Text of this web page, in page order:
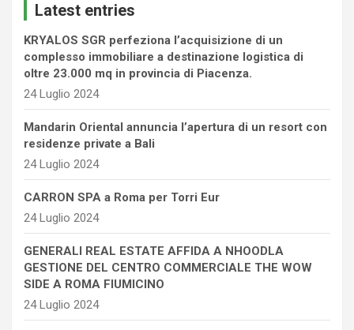
Latest entries
KRYALOS SGR perfeziona l’acquisizione di un
complesso immobiliare a destinazione logistica di
oltre 23.000 mq in provincia di Piacenza.
24 Luglio 2024
Mandarin Oriental annuncia l’apertura di un resort con
residenze private a Bali
24 Luglio 2024
CARRON SPA a Roma per Torri Eur
24 Luglio 2024
GENERALI REAL ESTATE AFFIDA A NHOODLA
GESTIONE DEL CENTRO COMMERCIALE THE WOW
SIDE A ROMA FIUMICINO
24 Luglio 2024